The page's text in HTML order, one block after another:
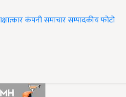
कंपनी समाचारसम्पादकीयफोटो